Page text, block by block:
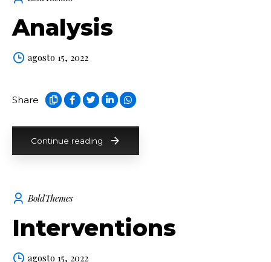
Analysis
agosto 15, 2022
Share
Continue reading
BoldThemes
Interventions
agosto 15, 2022